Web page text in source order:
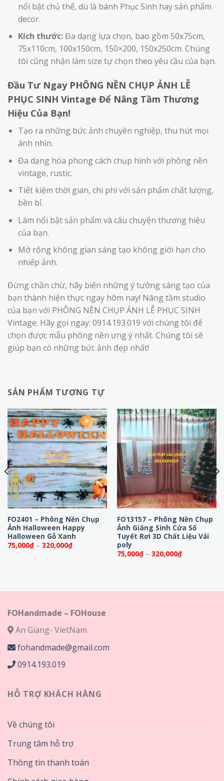
nổi bật chủ thể, dù là bánh Phục Sinh hay sản phẩm
decor.
Kích thước:Đa dạng lựa chọn, bao gồm 50x75cm,
75x110cm, 100x150cm, 150×200, 150x250cm. Chúng
tôi cũng nhận làm size tự chọn theo yêu cầu của bạn.
Đầu Tư Ngay PHÔNG NỀN CHỤP ẢNH LỄ
PHỤC SINH Vintage Để Nâng Tầm Thương
Hiệu Của Bạn!
Tạo ra những bức ảnh chuyên nghiệp, thu hút mọi
ánh nhìn.
Đa dạng hóa phong cách chụp hình với phông nền
vintage, rustic.
Tiết kiệm thời gian, chi phí với sản phẩm chất lượng,
bền bỉ.
Làm nổi bật sản phẩm và câu chuyện thương hiệu
của bạn.
Mở rộng không gian sáng tạo không giới hạn cho
nhiếp ảnh.
Đừng chần chừ, hãy biến những ý tưởng sáng tạo của
bạn thành hiện thực ngay hôm nay! Nâng tầm studio
của bạn với PHÔNG NỀN CHỤP ẢNH LỄ PHỤC SINH
Vintage. Hãy gọi ngay: 0914.193.019 với chúng tôi để
chọn được mẫu phông nền ưng ý nhất. Chúng tôi sẽ
giúp bạn có những bức ảnh đẹp nhất!
SẢN PHẨM TƯƠNG TỰ
FO2401 – Phông Nền Chụp
Ảnh Halloween Happy
Halloween Gỗ Xanh
75,000₫ – 320,000₫Khoảng
giá:
FO13157 – Phông Nền Chụp
Ảnh Giáng Sinh Cửa Sổ
Tuyết Rơi 3D Chất Liệu Vải
poly
75,000₫ – 320,000₫Khoảng
giá:
FOHandmade – FOHouse
An Giang- VietNam
fohandmade@gmail.com
0914.193.019
HỖ TRỢ KHÁCH HÀNG
Về chúng tôi
Trung tâm hỗ trợ
Thông tin thanh toán